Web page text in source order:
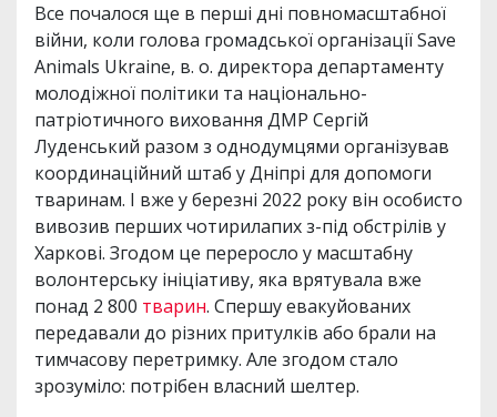
Все почалося ще в перші дні повномасштабної
війни, коли голова громадської організації Save
Animals Ukraine, в. о. директора департаменту
молодіжної політики та національно-
патріотичного виховання ДМР Сергій
Луденський разом з однодумцями організував
координаційний штаб у Дніпрі для допомоги
тваринам. І вже у березні 2022 року він особисто
вивозив перших чотирилапих з-під обстрілів у
Харкові. Згодом це переросло у масштабну
волонтерську ініціативу, яка врятувала вже
понад 2 800 тварин. Спершу евакуйованих
передавали до різних притулків або брали на
тимчасову перетримку. Але згодом стало
зрозуміло: потрібен власний шелтер.